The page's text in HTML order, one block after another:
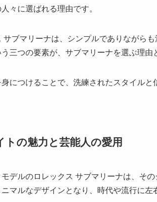
々に選ばれる理由です。
サブマリーナは、シンプルでありながら
三つの要素が、サブマリーナを選ぶ理由
身につけることで、洗練されたスタイル
トの魅力と芸能人の愛用
モデルのロレックス サブマリーナは、そ
ニマルなデザインとなり、時代や流行に左